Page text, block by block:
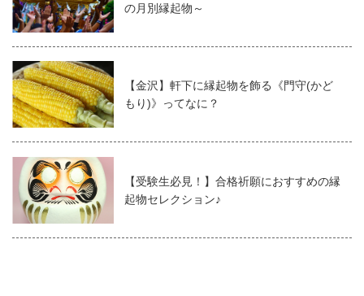
の月別縁起物～
【金沢】軒下に縁起物を飾る《門守(かど
もり)》ってなに？
【受験生必見！】合格祈願におすすめの縁
起物セレクション♪